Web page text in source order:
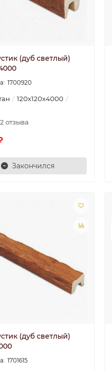
(дуб светлый)
1700920
120х120х4000
2 отзыва
Закончился
(дуб светлый)
1701615